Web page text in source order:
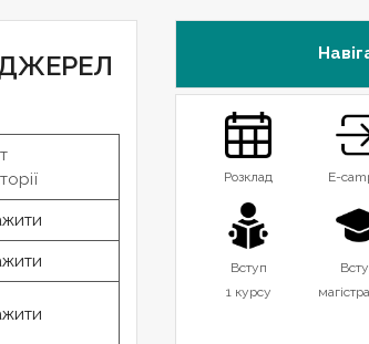
Розклад
Вступ
1 курсу
E-